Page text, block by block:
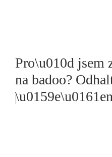
Pro\u010d jsem
na badoo?